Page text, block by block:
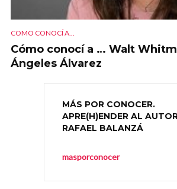
COMO CONOCÍ A...
Cómo conocí a … Walt
Ángeles Álvarez
MÁS POR CONOCER.
APRE(H)ENDER AL
RAFAEL BALANZÁ
masporconocer